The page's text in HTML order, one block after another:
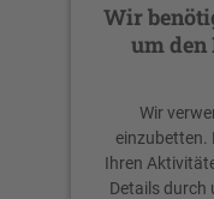
Wir
um den
Wir
einzubetten.
Ihren
Details durch